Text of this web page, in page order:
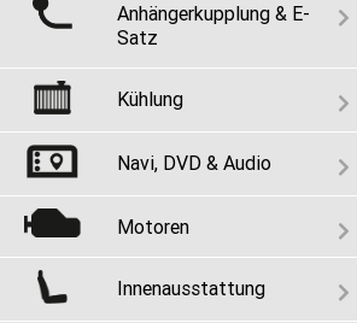
Anhängerkupplung & E-
Satz
Kühlung
Navi, DVD & Audio
Motoren
Innenausstattung